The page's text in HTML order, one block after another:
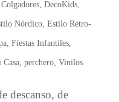
Colgadores, DecoKids,
Nórdico, Estilo Retro-
, Fiestas Infantiles,
Casa, perchero, Vinilos
descanso, de